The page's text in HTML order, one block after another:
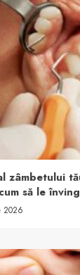
zâmbetului
să le
2026